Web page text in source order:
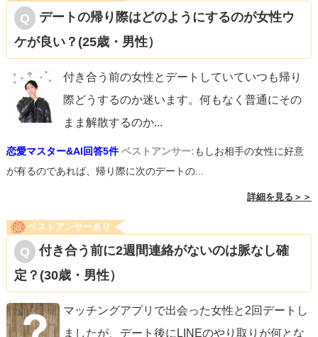
デートの帰り際はどのようにするのが女性ウ
ケが良い？(25歳・男性）
付き合う前の女性とデートしていていつも帰り
際どうするのか迷います。何もなく普通にその
まま解散するのか...
恋愛マスター&AI回答5件 ベストアンサー:もしお相手の女性に好意
が有るのであれば、帰り際に次のデートの...
詳細を見る＞＞
ベストアンサーあり
付き合う前に2週間連絡がないのは脈なし確
定？(30歳・男性）
マッチングアプリで出会った女性と2回デートし
ましたが、デート後にLINEのやり取りが何とな